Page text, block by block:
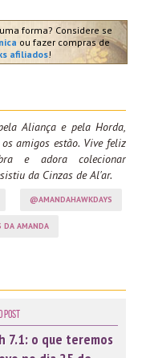
forma? Considere se
ou fazer compras de
afiliados!
Aliança e pela Horda,
amigos estão. Vive feliz
e adora colecionar
da Cinzas de Al'ar.
@AMANDAHAWKDAYS
DA AMANDA
Post
7.1: o que teremos